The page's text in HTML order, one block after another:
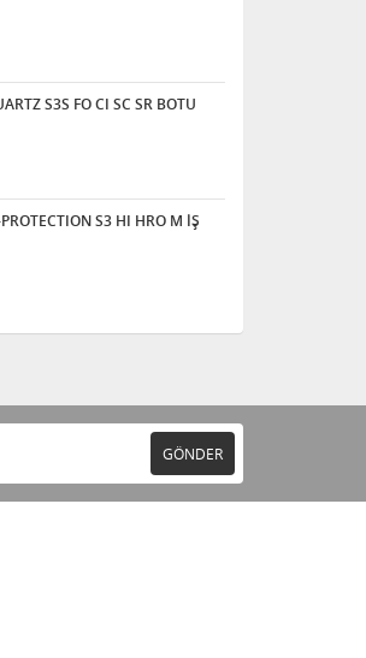
S3S FO CI SC SR BOTU
S3 HI HRO M İŞ
GÖNDER